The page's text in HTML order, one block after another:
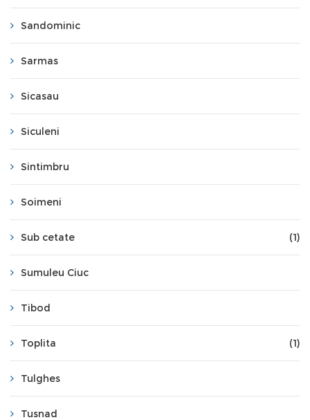
Sandominic
Sarmas
Sicasau
Siculeni
Sintimbru
Soimeni
Sub cetate (1)
Sumuleu Ciuc
Tibod
Toplita (1)
Tulghes
Tusnad